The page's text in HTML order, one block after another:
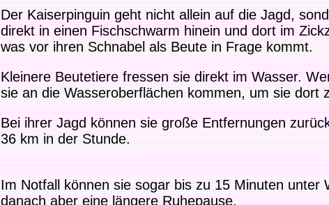
Der Kaiserpinguin geht nicht allein auf die Jagd,
direkt in einen Fischschwarm hinein und dort im
was vor ihren Schnabel als Beute in Frage kommt.
Kleinere Beutetiere fressen sie direkt im Wasser.
sie an die Wasseroberflächen kommen, um sie dort
Bei ihrer Jagd können sie große Entfernungen
36 km in der Stunde.
Im Notfall können sie sogar bis zu 15 Minuten unter
danach aber eine längere Ruhepause.